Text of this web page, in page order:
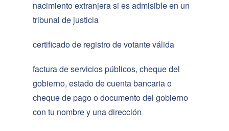
nacimiento extranjera si es admisible en un
tribunal de justicia
certificado de registro de votante válida
factura de servicios públicos, cheque del
gobierno, estado de cuenta bancaria o
cheque de pago o documento del gobierno
con tu nombre y una dirección